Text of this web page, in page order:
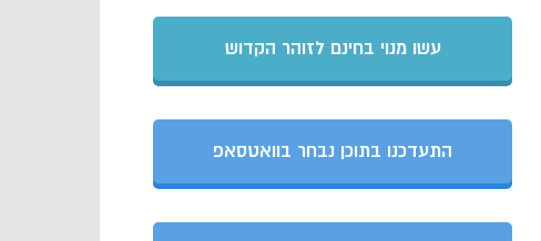
עשו מנוי בחינם לזוהר הקדוש
התעדכנו בתוכן נבחר בוואטסאפ